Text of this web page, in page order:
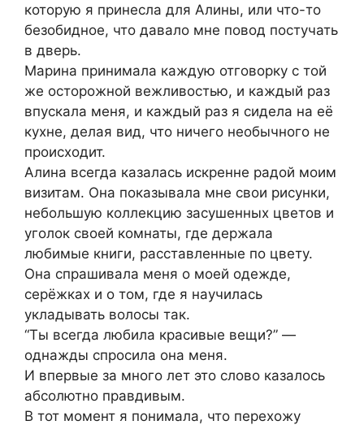
которую я принесла для Алины, или что-то
безобидное, что давало мне повод постучать
в дверь.
Марина принимала каждую отговорку с той
же осторожной вежливостью, и каждый раз
впускала меня, и каждый раз я сидела на её
кухне, делая вид, что ничего необычного не
происходит.
Алина всегда казалась искренне радой моим
визитам. Она показывала мне свои рисунки,
небольшую коллекцию засушенных цветов и
уголок своей комнаты, где держала
любимые книги, расставленные по цвету.
Она спрашивала меня о моей одежде,
серёжках и о том, где я научилась
укладывать волосы так.
“Ты всегда любила красивые вещи?” —
однажды спросила она меня.
И впервые за много лет это слово казалось
абсолютно правдивым.
В тот момент я понимала, что перехожу